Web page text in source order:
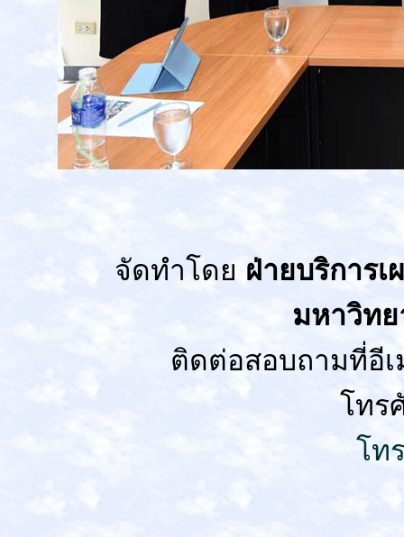
จัดทำโดย ฝ่ายบริการ
มหาวิท
ติดต่อสอบถามที่อี
โทร
โท